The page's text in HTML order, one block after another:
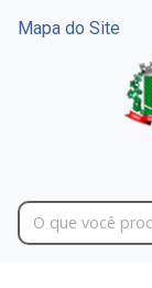
Mapa do Site